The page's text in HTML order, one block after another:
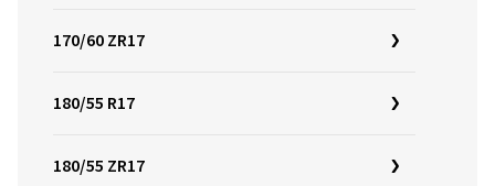
170/60 ZR17
180/55 R17
180/55 ZR17